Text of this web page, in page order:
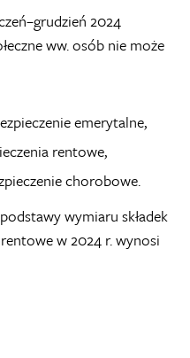
2024
ww. osób nie może
emerytalne,
rentowe,
chorobowe.
wymiaru składek
w 2024 r. wynosi